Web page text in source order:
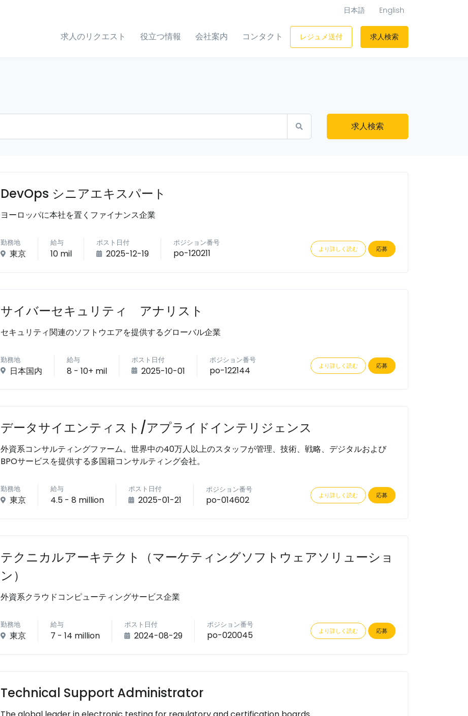
日本語 English
求人のリクエスト 役立つ情報 会社案内 コンタクト レジュメ送付 求人検索
求人検索
DevOps シニアエキスパート
ヨーロッパに本社を置くファイナンス企業
勤務地
東京
給与
10 mil
ポスト日付
2025-12-19
ポジション番号
po-120211 より詳しく読む 応募
サイバーセキュリティ アナリスト
セキュリティ関連のソフトウエアを提供するグローバル企業
勤務地
日本国内
給与
8 - 10+ mil
ポスト日付
2025-10-01
ポジション番号
po-122144 より詳しく読む 応募
データサイエンティスト/アプライドインテリジェンス
外資系コンサルティングファーム。世界中の40万人以上のスタッフが管理、技術、戦略、デジタルおよび
BPOサービスを提供する多国籍コンサルティング会社。
勤務地
東京
給与
4.5 - 8 million
ポスト日付
2025-01-21
ポジション番号
po-014602 より詳しく読む 応募
テクニカルアーキテクト（マーケティングソフトウェアソリューショ
ン）
外資系クラウドコンピューティングサービス企業
勤務地
東京
給与
7 - 14 million
ポスト日付
2024-08-29
ポジション番号
po-020045 より詳しく読む 応募
Technical Support Administrator